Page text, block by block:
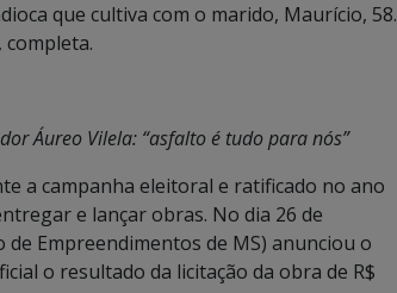
que cultiva com o marido, Maurício, 58.
completa.
Áureo Vilela: “asfalto é tudo para nós”
a campanha eleitoral e ratificado no ano
e lançar obras. No dia 26 de
de Empreendimentos de MS) anunciou o
o resultado da licitação da obra de R$